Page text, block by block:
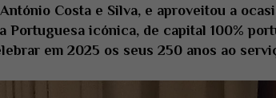
Costa e Silva, e aproveitou a
Portuguesa icónica, de capital 100%
em 2025 os seus 250 anos ao